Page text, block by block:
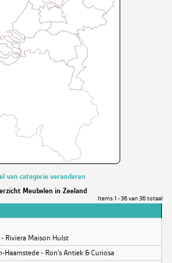
van categorie veranderen
Meubelen in Zeeland
Items 1 - 36 van 36 totaal
- Riviera Maison Hulst
Haamstede - Ron's Antiek & Curiosa